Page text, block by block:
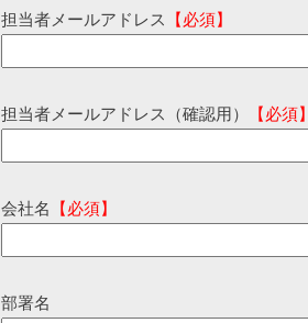
担当者メールアドレス 【必須】
担当者メールアドレス（確認用） 【必須
会社名 【必須】
部署名